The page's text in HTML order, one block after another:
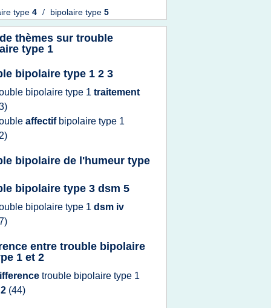
type 4 / bipolaire type 5
thèmes sur trouble
type 1
bipolaire type 1 2 3
bipolaire type 1 traitement
affectif bipolaire type 1
bipolaire de l'humeur type
bipolaire type 3 dsm 5
bipolaire type 1 dsm iv
entre trouble bipolaire
1 et 2
trouble bipolaire type 1
2 (44)